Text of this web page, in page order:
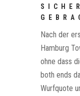
Nach der
Hamburg
ohne dass
both ends
Wurfquote